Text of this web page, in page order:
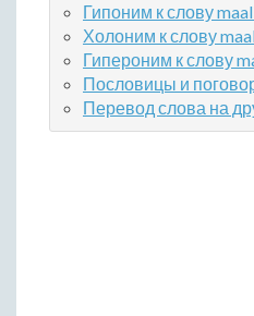
Гипоним к слову
Холоним к слову
Гипероним к слову
Пословицы и
Перевод слова на